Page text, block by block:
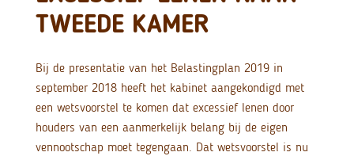
TWEEDE KAMER
Bij de presentatie van het Belastingplan 2019 in
september 2018 heeft het kabinet aangekondigd met
een wetsvoorstel te komen dat excessief lenen door
houders van een aanmerkelijk belang bij de eigen
vennootschap moet tegengaan. Dat wetsvoorstel is nu